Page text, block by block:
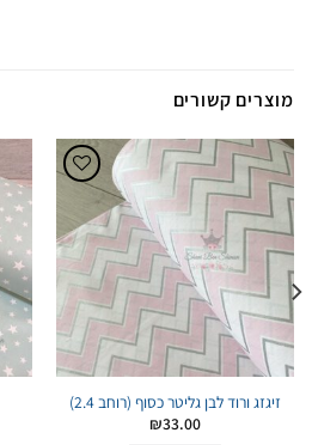
מוצרים קשורים
לWishlist
זיגזג ורוד לבן גליטר כסוף (רוחב 2.4)
₪33.00